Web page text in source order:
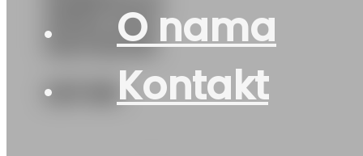
O nama
Kontakt
MP93 104V
MATADOR
227